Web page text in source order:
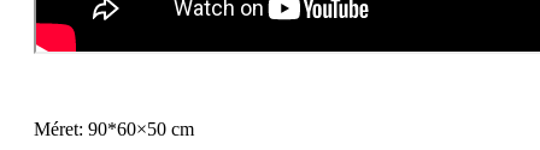
Méret: 90*60×50 cm